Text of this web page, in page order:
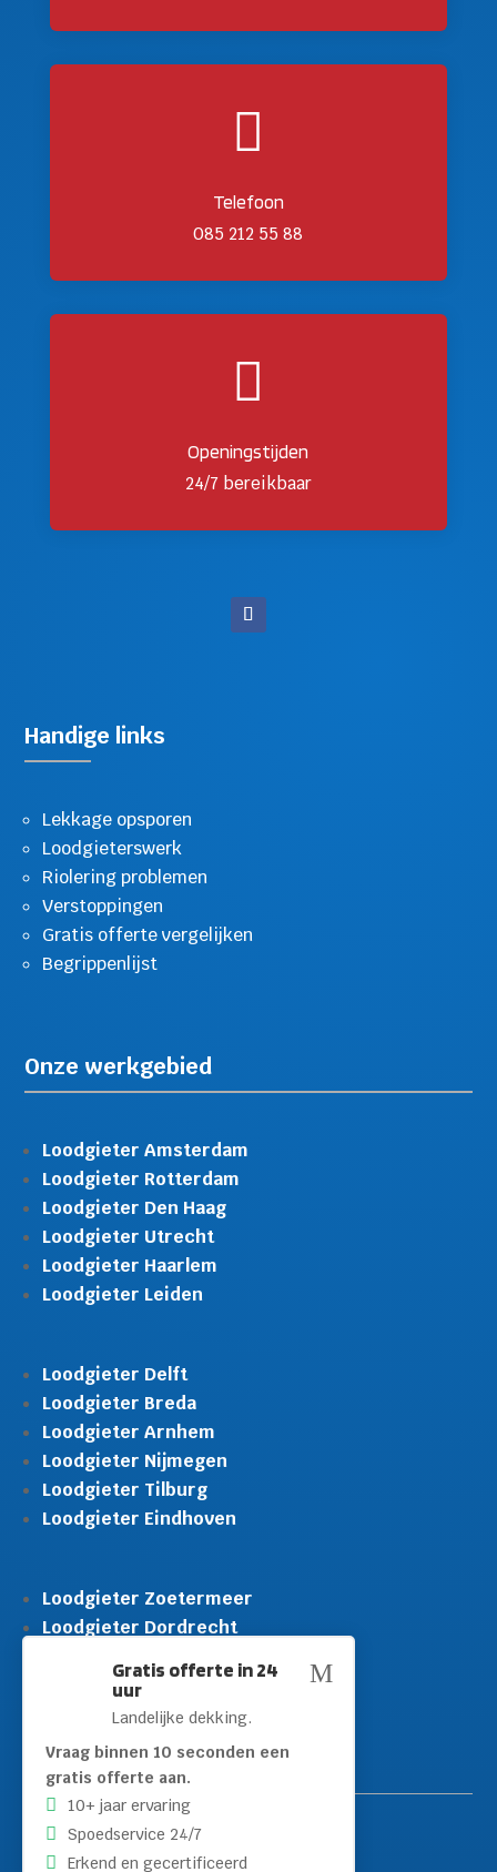

Telefoon
085 212 55 88

Openingstijden
24/7 bereikbaar
M
Gratis offerte in 24
uur
Landelijke dekking.
Vraag binnen 10 seconden een
gratis offerte aan.
10+ jaar ervaring
Spoedservice 24/7
Erkend en gecertificeerd
Handige links
Lekkage opsporen
Loodgieterswerk
Riolering problemen
Verstoppingen
Gratis offerte vergelijken
Begrippenlijst
Onze werkgebied
Loodgieter Amsterdam
Loodgieter Rotterdam
Loodgieter Den Haag
Loodgieter Utrecht
Loodgieter Haarlem
Loodgieter Leiden
Loodgieter Delft
Loodgieter Breda
Loodgieter Arnhem
Loodgieter Nijmegen
Loodgieter Tilburg
Loodgieter Eindhoven
Loodgieter Zoetermeer
Loodgieter Dordrecht
Loodgieter Schiedam
Loodgieter Leidschendam
Loodgieter Hilversum